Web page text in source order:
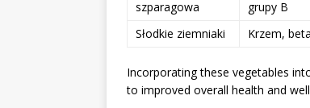
szparagowa
grupy B
Słodkie ziemniaki Krzem,
Incorporating these vegetables
to improved overall health and